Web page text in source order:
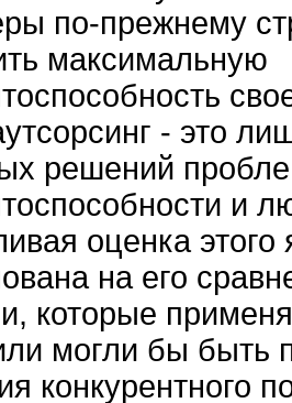
по-прежнему
максимальную
- это
решений
и
оценка
на его
которые
могли бы быть
конкурентного